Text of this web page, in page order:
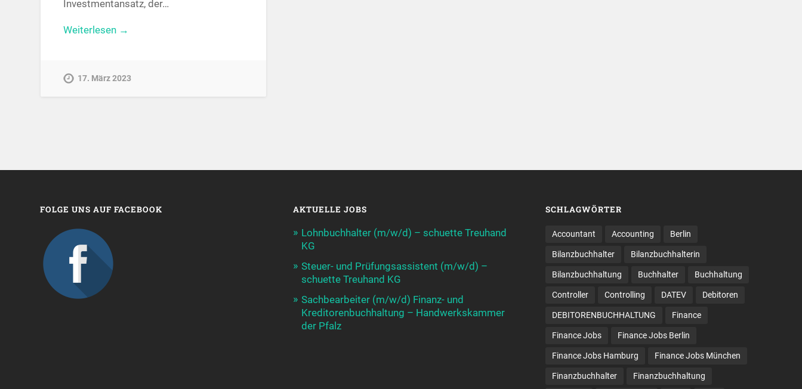
Investmentansatz, der…
Weiterlesen →
17. März 2023
FOLGE UNS AUF FACEBOOK AKTUELLE JOBS
Lohnbuchhalter (m/w/d) – schuette Treuhand
KG
Steuer- und Prüfungsassistent (m/w/d) –
schuette Treuhand KG
Sachbearbeiter (m/w/d) Finanz- und
Kreditorenbuchhaltung – Handwerkskammer
der Pfalz
SCHLAGWÖRTER
Accountant Accounting Berlin
Bilanzbuchhalter Bilanzbuchhalterin
Bilanzbuchhaltung Buchhalter Buchhaltung
Controller Controlling DATEV Debitoren
DEBITORENBUCHHALTUNG Finance
Finance Jobs Finance Jobs Berlin
Finance Jobs Hamburg Finance Jobs München
Finanzbuchhalter Finanzbuchhaltung